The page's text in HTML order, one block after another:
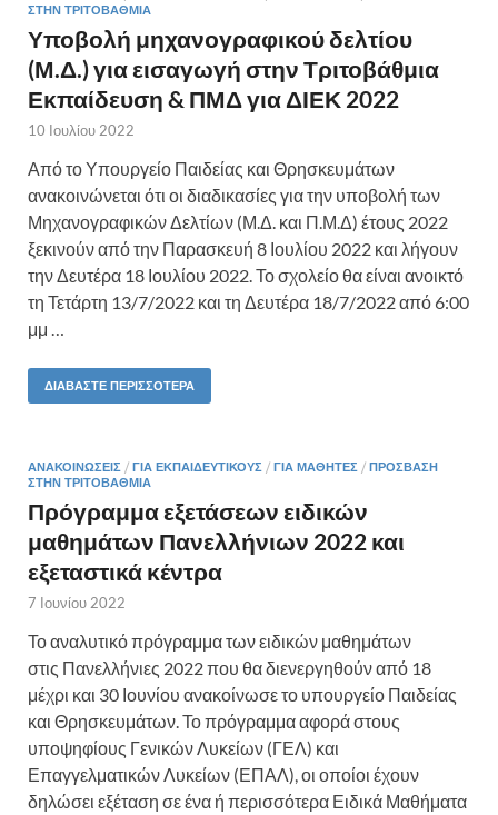
ΣΤΗΝ ΤΡΙΤΟΒΆΘΜΙΑ
Υποβολή μηχανογραφικού δελτίου
(Μ.Δ.) για εισαγωγή στην Τριτοβάθμια
Εκπαίδευση & ΠΜΔ για ΔΙΕΚ 2022
10 Ιουλίου 2022
Από το Υπουργείο Παιδείας και Θρησκευμάτων
ανακοινώνεται ότι οι διαδικασίες για την υποβολή των
Μηχανογραφικών Δελτίων (Μ.Δ. και Π.Μ.Δ) έτους 2022
ξεκινούν από την Παρασκευή 8 Ιουλίου 2022 και λήγουν
την Δευτέρα 18 Ιουλίου 2022. Το σχολείο θα είναι ανοικτό
τη Τετάρτη 13/7/2022 και τη Δευτέρα 18/7/2022 από 6:00
μμ …
ΔΙΑΒΆΣΤΕ ΠΕΡΙΣΣΌΤΕΡΑ
ΑΝΑΚΟΙΝΏΣΕΙΣ / ΓΙΑ ΕΚΠΑΙΔΕΥΤΙΚΟΎΣ / ΓΙΑ ΜΑΘΗΤΈΣ / ΠΡΌΣΒΑΣΗ
ΣΤΗΝ ΤΡΙΤΟΒΆΘΜΙΑ
Πρόγραμμα εξετάσεων ειδικών
μαθημάτων Πανελλήνιων 2022 και
εξεταστικά κέντρα
7 Ιουνίου 2022
Το αναλυτικό πρόγραμμα των ειδικών μαθημάτων
στις Πανελλήνιες 2022 που θα διενεργηθούν από 18
μέχρι και 30 Ιουνίου ανακοίνωσε το υπουργείο Παιδείας
και Θρησκευμάτων. Το πρόγραμμα αφορά στους
υποψηφίους Γενικών Λυκείων (ΓΕΛ) και
Επαγγελματικών Λυκείων (ΕΠΑΛ), οι οποίοι έχουν
δηλώσει εξέταση σε ένα ή περισσότερα Ειδικά Μαθήματα